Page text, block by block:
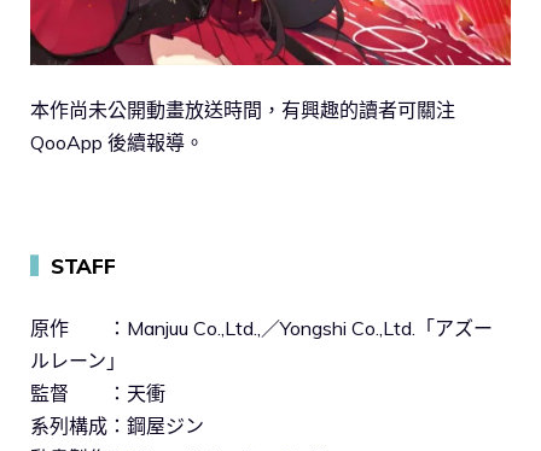
本作尚未公開動畫放送時間，有興趣的讀者可關注
QooApp 後續報導。
STAFF
原作 ：Manjuu Co.,Ltd.,／Yongshi Co.,Ltd.「アズー
ルレーン」
監督 ：天衝
系列構成：鋼屋ジン